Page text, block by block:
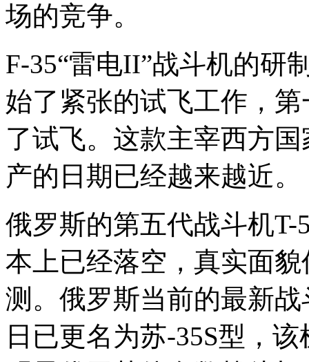
场的竞争。
F-35“雷电II”战斗机的研
始了紧张的试飞工作，
了试飞。这款主宰西方
产的日期已经越来越近。
俄罗斯的第五代战斗机T-
本上已经落空，真实面
测。俄罗斯当前的最新
日已更名为苏-35S型，